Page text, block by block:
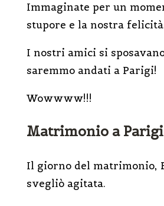
Immaginate per un
stupore e la nostra
I nostri amici si
saremmo andati a Parigi!
Wowwww!!!
Matrimonio a Parigi
Il giorno del matrimonio,
svegliò agitata.